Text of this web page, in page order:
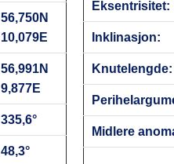
56,750N
10,079E
56,991N
9,877E
335,6°
48,3°
Eksentrisitet:
Inklinasjon:
Knutelengde:
Midlere